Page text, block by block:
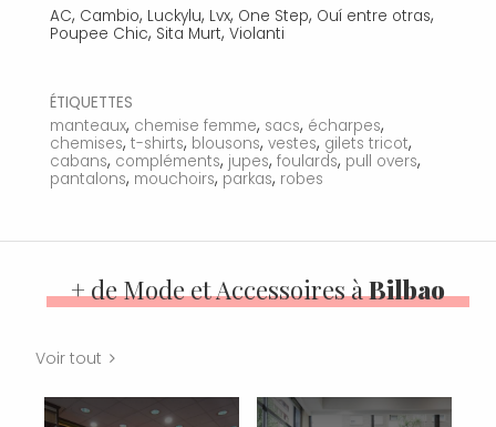
AC, Cambio, Luckylu, Lvx, One Step, Ouí entre otras,
Poupee Chic, Sita Murt, Violanti
ÉTIQUETTES
manteaux, chemise femme, sacs, écharpes,
chemises, t-shirts, blousons, vestes, gilets tricot,
cabans, compléments, jupes, foulards, pull overs,
pantalons, mouchoirs, parkas, robes
+ de Mode et Accessoires àBilbao
Voir tout